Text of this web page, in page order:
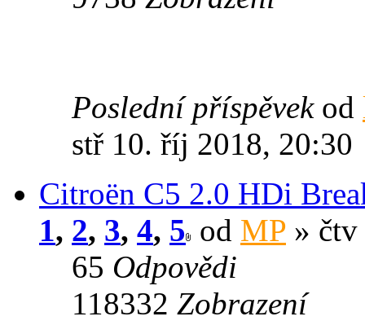
Poslední příspěvek od
stř 10. říj 2018, 20:30
Citroën C5 2.0 HDi
1, 2, 3, 4, 5 od MP » čtv
65 Odpovědi
118332 Zobrazení